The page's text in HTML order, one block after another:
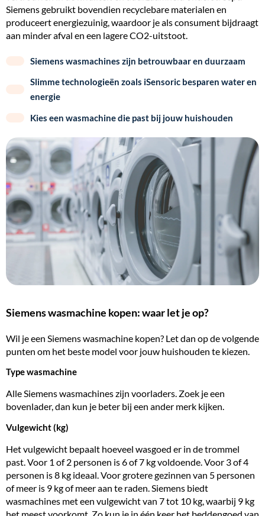
Siemens gebruikt bovendien recyclebare materialen en
produceert energiezuinig, waardoor je als consument bijdraagt
aan minder afval en een lagere CO2-uitstoot.
Siemens wasmachines zijn betrouwbaar en duurzaam
Slimme technologieën zoals iSensoric besparen water en
energie
Kies een wasmachine die past bij jouw huishouden
Siemens wasmachine kopen: waar let je op?
Wil je een Siemens wasmachine kopen? Let dan op de volgende
punten om het beste model voor jouw huishouden te kiezen.
Type wasmachine
Alle Siemens wasmachines zijn voorladers. Zoek je een
bovenlader, dan kun je beter bij een ander merk kijken.
Vulgewicht (kg)
Het vulgewicht bepaalt hoeveel wasgoed er in de trommel
past. Voor 1 of 2 personen is 6 of 7 kg voldoende. Voor 3 of 4
personen is 8 kg ideaal. Voor grotere gezinnen van 5 personen
of meer is 9 kgof meer aan te raden. Siemens biedt
wasmachines met een vulgewicht van 7 tot 10 kg, waarbij 9 kg
het meest voorkomt. Zo kun je in één keer het beddengoed van